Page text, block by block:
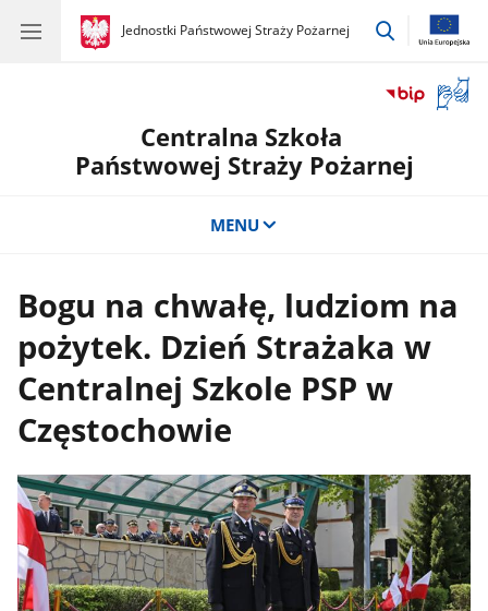
gov.pl
Jednostki Państwowej Straży Pożarnej
gov.pl
Jednostki
przejdź
okno
Centralna Szkoła
Państwowej Straży Pożarnej
MENU
Bogu na chwałę, ludziom na
pożytek. Dzień Strażaka w
Centralnej Szkole PSP w
Częstochowie